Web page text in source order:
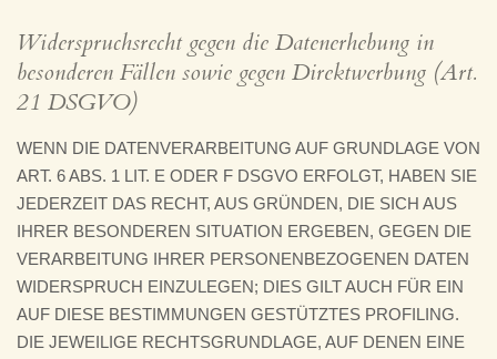
Widerspruchsrecht gegen die Datenerhebung in
besonderen Fällen sowie gegen Direktwerbung (Art.
21 DSGVO)
WENN DIE DATENVERARBEITUNG AUF GRUNDLAGE VON
ART. 6 ABS. 1 LIT. E ODER F DSGVO ERFOLGT, HABEN SIE
JEDERZEIT DAS RECHT, AUS GRÜNDEN, DIE SICH AUS
IHRER BESONDEREN SITUATION ERGEBEN, GEGEN DIE
VERARBEITUNG IHRER PERSONENBEZOGENEN DATEN
WIDERSPRUCH EINZULEGEN; DIES GILT AUCH FÜR EIN
AUF DIESE BESTIMMUNGEN GESTÜTZTES PROFILING.
DIE JEWEILIGE RECHTSGRUNDLAGE, AUF DENEN EINE